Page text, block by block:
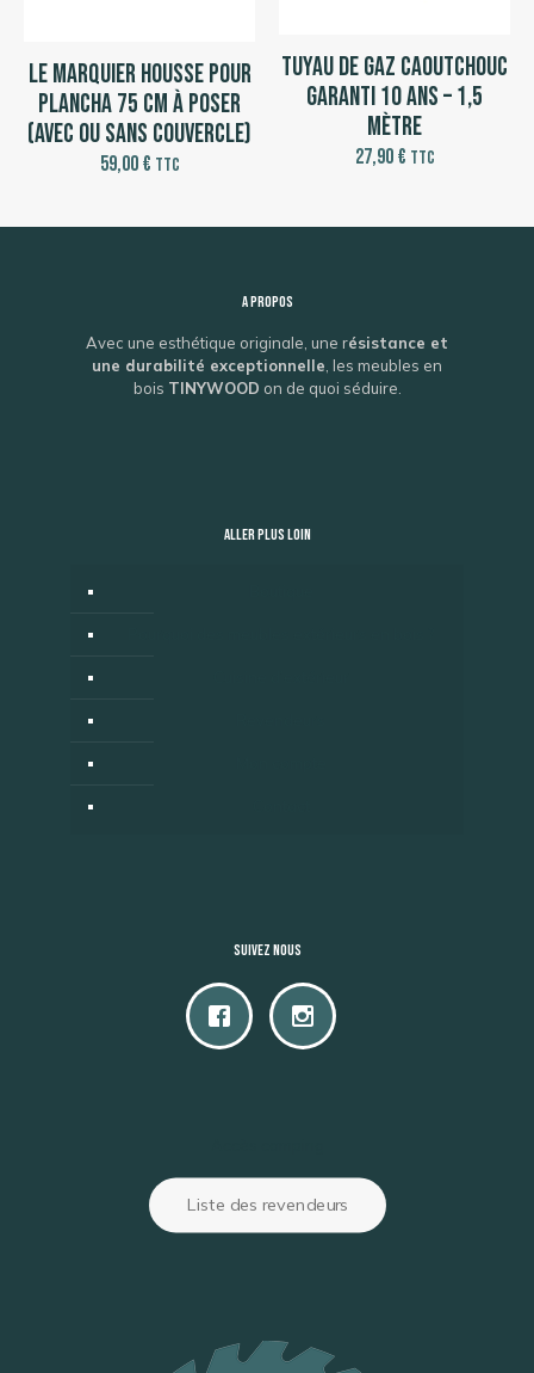
Le Marquier Housse pour
Plancha 75 cm à poser
(avec ou sans couvercle)
59,00€ TTC
Tuyau de gaz caoutchouc
garanti 10 ans – 1,5
mètre
27,90€ TTC
A propos
Avec une esthétique originale, une résistance et
une durabilité exceptionnelle , les meubles en
bois TINYWOOD on de quoi séduire.
ALLER PLUS LOIN
Suivez nous
Liste des revendeurs